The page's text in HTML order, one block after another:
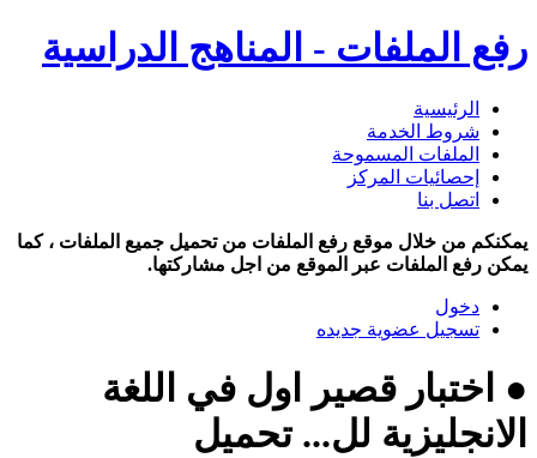
رفع الملفات - المناهج الدراسية
الرئيسية
شروط الخدمة
الملفات المسموحة
إحصائيات المركز
اتصل بنا
يمكنكم من خلال موقع رفع الملفات من تحميل جميع الملفات ، كما
يمكن رفع الملفات عبر الموقع من اجل مشاركتها.
دخول
تسجيل عضوية جديده
● اختبار قصير اول في اللغة
الانجليزية لل... تحميل